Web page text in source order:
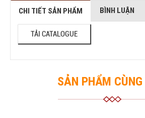
CHI TIẾT SẢN PHẨM BÌNH LUẬN
TẢI CATALOGUE
SẢN PHẨM